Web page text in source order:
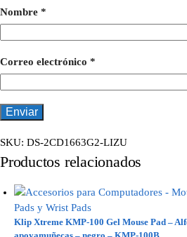
Nombre *
Correo electrónico *
SKU: DS-2CD1663G2-LIZU
Productos relacionados
Klip Xtreme KMP-100 Gel Mouse Pad –